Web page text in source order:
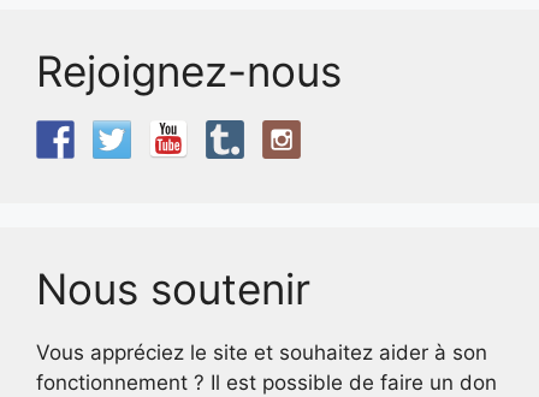
Rejoignez-nous
Nous soutenir
Vous appréciez le site et souhaitez aider à son
fonctionnement ? Il est possible de faire un don